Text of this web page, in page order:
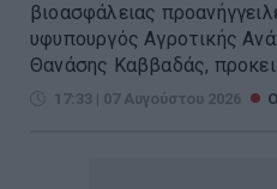
βιοασφάλειας
υφυπουργός Αγροτικής
Θανάσης Καββαδάς,
17:33 | 07 Αυγούστου 2026